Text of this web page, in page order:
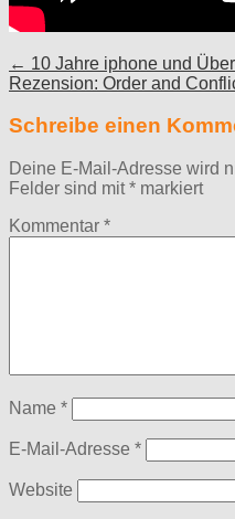
Post
navigation
← 10 Jahre iphone und
Rezension: Order and
Schreibe einen
Deine E-Mail-Adresse wird
Felder sind mit* markiert
Kommentar *
Name *
E-Mail-Adresse *
Website